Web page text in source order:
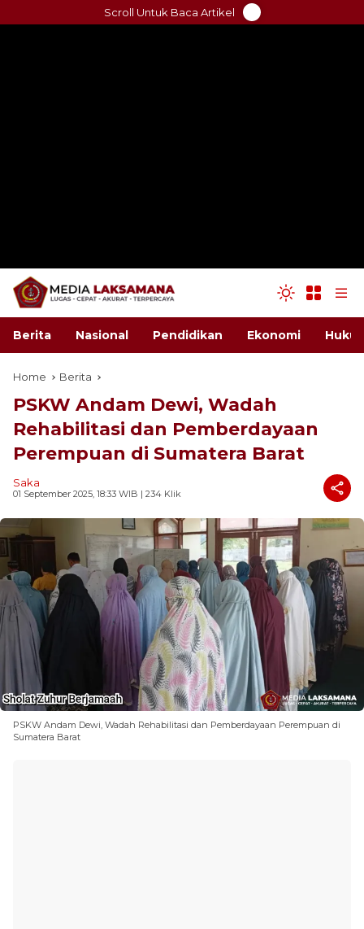
to
Scroll Untuk Baca Artikel
Berita Nasional Pendidikan Ekonomi
Home Berita
PSKW Andam Dewi, Wadah
Rehabilitasi dan Pemberdayaan
Perempuan di Sumatera Barat
Saka
01 September 2025, 18:33 WIB | 234 Klik
PSKW Andam Dewi, Wadah Rehabilitasi dan Pemberdayaan Perempuan di
Sumatera Barat